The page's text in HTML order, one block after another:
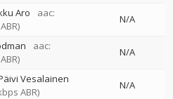
Aro
aac:
N/A
aac:
N/A
Vesalainen
ABR)
N/A